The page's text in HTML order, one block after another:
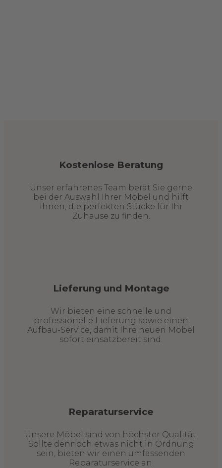
Kostenlose Beratung
Unser erfahrenes Team berät Sie gerne
bei der Auswahl Ihrer Möbel und hilft
Ihnen, die perfekten Stücke für Ihr
Zuhause zu finden.
Lieferung und Montage
Wir bieten eine schnelle und
professionelle Lieferung sowie einen
Aufbau-Service, damit Ihre neuen Möbel
sofort einsatzbereit sind.
Reparaturservice
Unsere Möbel sind von höchster Qualität.
Sollte dennoch etwas nicht in Ordnung
sein, bieten wir einen umfassenden
Reparaturservice an.